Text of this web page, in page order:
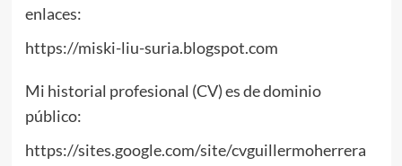
enlaces:
https://miski-liu-suria.blogspot.com
Mi historial profesional (CV) es de dominio
público:
https://sites.google.com/site/cvguillermoherrera